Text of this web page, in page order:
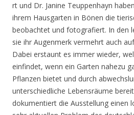
rt und Dr. Janine Teuppenhayn
ihrem Hausgarten in Bönen die
beobachtet und fotografiert. In den
sie ihr Augenmerk vermehrt auch
Dabei erstaunt es immer wieder,
einfindet, wenn ein Garten nahezu
Pflanzen bietet und durch
unterschiedliche Lebensräume
dokumentiert die Ausstellung einen